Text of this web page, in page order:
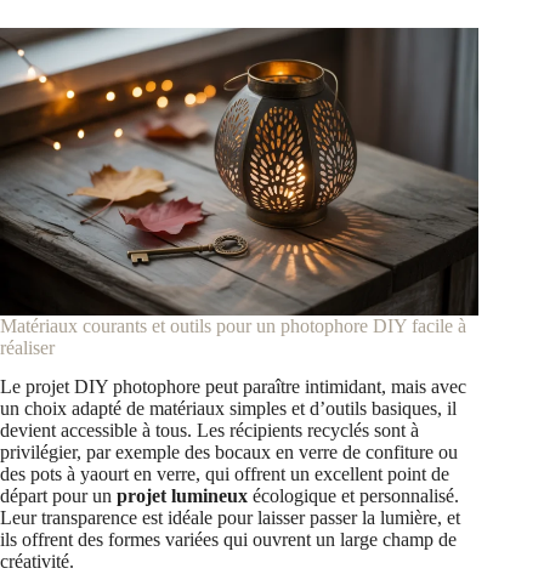
Matériaux courants et outils pour un photophore DIY facile à
réaliser
Le projet DIY photophore peut paraître intimidant, mais avec
un choix adapté de matériaux simples et d’outils basiques, il
devient accessible à tous. Les récipients recyclés sont à
privilégier, par exemple des bocaux en verre de confiture ou
des pots à yaourt en verre, qui offrent un excellent point de
départ pour un projet lumineux écologique et personnalisé.
Leur transparence est idéale pour laisser passer la lumière, et
ils offrent des formes variées qui ouvrent un large champ de
créativité.